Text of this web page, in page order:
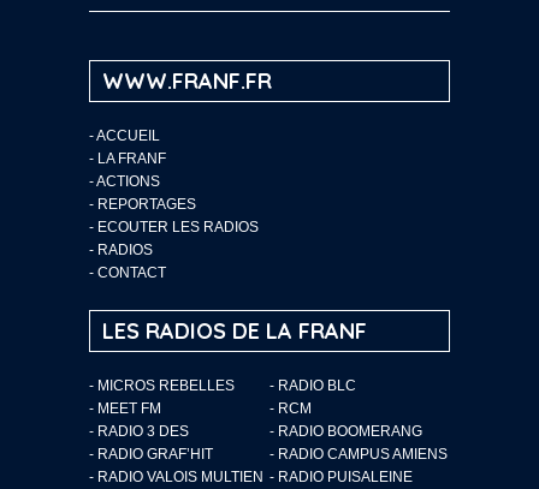
WWW.FRANF.FR
-ACCUEIL
- LA FRANF
-ACTIONS
- REPORTAGES
- ECOUTER LES RADIOS
- RADIOS
- CONTACT
LES RADIOS DE LA FRANF
- MICROS REBELLES
- RADIO BLC
- MEET FM
- RCM
- RADIO 3 DES
- RADIO BOOMERANG
- RADIO GRAF’HIT
- RADIO CAMPUS AMIENS
- RADIO VALOIS MULTIEN - RADIO PUISALEINE